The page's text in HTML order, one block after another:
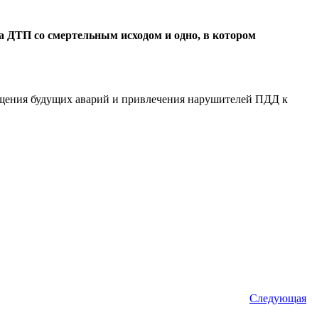
ДТП со смертельным исходом и одно, в котором
будущих аварий и привлечения нарушителей ПДД к
Следующая